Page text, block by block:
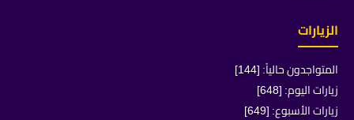
الزيارات
المتواجدون حالياً: [144]
زيارات اليوم: [648]
زيارات الأسبوع: [649]